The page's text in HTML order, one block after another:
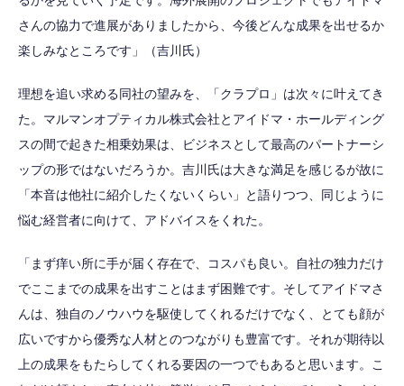
さんの協力で進展がありましたから、今後どんな成果を出せるか
楽しみなところです」（吉川氏）
理想を追い求める同社の望みを、「クラプロ」は次々に叶えてき
た。マルマンオプティカル株式会社とアイドマ・ホールディング
スの間で起きた相乗効果は、ビジネスとして最高のパートナーシ
ップの形ではないだろうか。吉川氏は大きな満足を感じるが故に
「本音は他社に紹介したくないくらい」と語りつつ、同じように
悩む経営者に向けて、アドバイスをくれた。
「まず痒い所に手が届く存在で、コスパも良い。自社の独力だけ
でここまでの成果を出すことはまず困難です。そしてアイドマさ
んは、独自のノウハウを駆使してくれるだけでなく、とても顔が
広いですから優秀な人材とのつながりも豊富です。それが期待以
上の成果をもたらしてくれる要因の一つでもあると思います。こ